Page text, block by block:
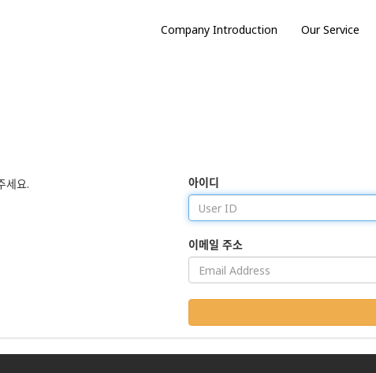
Company Introduction Our Service
세요. 아이디
이메일 주소